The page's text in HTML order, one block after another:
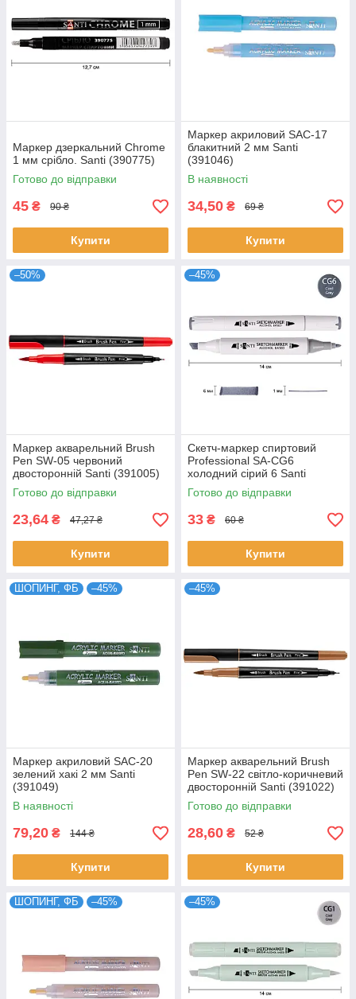
Маркер дзеркальний Chrome
1 мм срібло. Santi (390775)
Готово до відправки
45 ₴ 90 ₴
Купити
Маркер акриловий SAC-17
блакитний 2 мм Santi
(391046)
В наявності
34,50 ₴ 69 ₴
Купити
–50%
Маркер акварельний Brush
Pen SW-05 червоний
двосторонній Santi (391005)
Готово до відправки
23,64 ₴ 47,27 ₴
Купити
–45%
Скетч-маркер спиртовий
Professional SA-CG6
холодний сірий 6 Santi
(390832)
Готово до відправки
33 ₴ 60 ₴
Купити
ШОПИНГ, ФБ –45%
Маркер акриловий SAC-20
зелений хакі 2 мм Santi
(391049)
В наявності
79,20 ₴ 144 ₴
Купити
–45%
Маркер акварельний Brush
Pen SW-22 світло-коричневий
двосторонній Santi (391022)
Готово до відправки
28,60 ₴ 52 ₴
Купити
ШОПИНГ, ФБ –45% –45%